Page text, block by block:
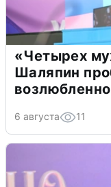
«Четырех
Шаляпин
6 августа 11